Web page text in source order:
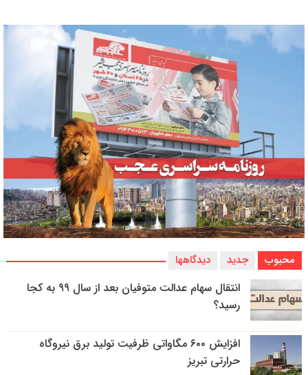
محبوب جدید دیدگاهها
انتقال سهام عدالت متوفیان بعد از سال ۹۹ به کجا
رسید؟
افزایش ۶۰۰ مگاواتی ظرفیت تولید برق نیروگاه
حرارتی تبریز